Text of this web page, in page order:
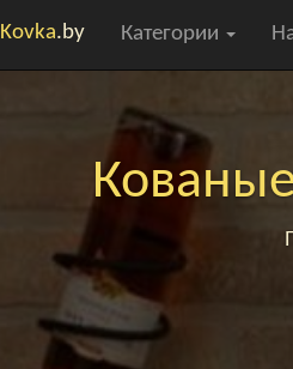
Kovka.by Категории